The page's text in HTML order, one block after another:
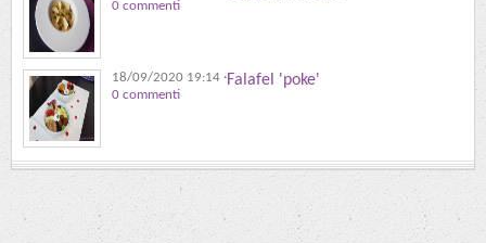
0 commenti
Falafel 'poke'
18/09/2020 19:14 ·
0 commenti